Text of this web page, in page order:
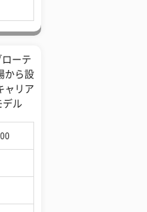
ローテ
から設
ャリア
デル